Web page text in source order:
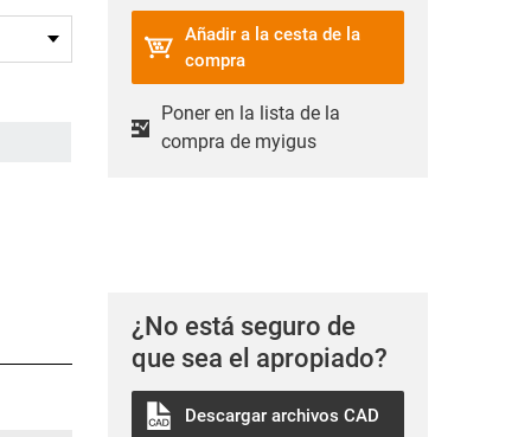
Añadir a la cesta de la
compra
Poner en la lista de la
compra de myigus
¿No está seguro de
que sea el apropiado?
Descargar archivos CAD